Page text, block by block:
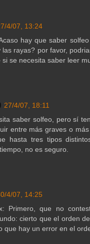
4/07, 13:24
hay que saber
las rayas? por favor,
si se necesita saber leer
27/4/07, 18:11
saber solfeo, pero sí
entre más graves o
hasta tres tipos
no es seguro.
4/07, 14:25
Primero, que no
cierto que el orden
que hay un error en el